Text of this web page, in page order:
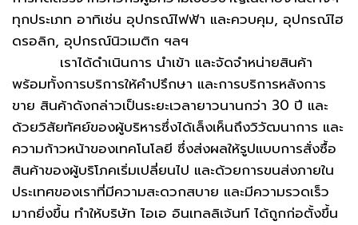
ทุกประเภท อาทิเช่น อุปกรณ์ไฟฟ้า และควบคุม, อุปกรณ์ไฮ
ดรอลิก, อุปกรณ์นิวเมติก ฯลฯ
เราได้ดำเนินการ นำเข้า และจัดจำหน่ายสินค้า
พร้อมทั้งการบริการให้คำปรึกษา และการบริการหลังการ
ขาย สินค้าดังกล่าวเป็นระยะเวลายาวนานกว่า 30 ปี และ
ด้วยวิสัยทัศย์ของผู้บริหารซึ่งได้เล็งเห็นถึงวิวัฒนาการ และ
ความก้าวหน้าของเทคโนโลยี ซึ่งส่งผลให้รูปแบบการสั่งซื้อ
สินค้าของผู้บริโภคเริ่มเปลี่ยนไป และด้วยการขนส่งภายใน
ประเทศของเราที่มีความสะดวกสบาย และมีความรวดเร็ว
มากยิ่งขึ้น ทำให้บริษัท ไอเอ อินเทลลิเจ้นท์ ได้ถูกก่อตั้งขึ้น